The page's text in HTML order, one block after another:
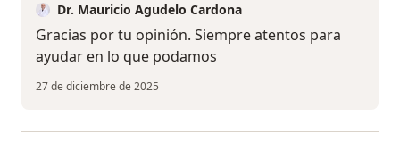
Dr. Mauricio Agudelo Cardona
Gracias por tu opinión. Siempre atentos para
ayudar en lo que podamos
27 de diciembre de 2025